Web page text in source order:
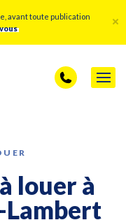
avant toute publication
louer à